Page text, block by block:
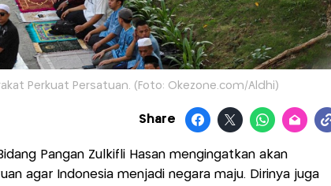
Perkuat Persatuan. (Foto: Okezone.com/Aldhi)
Share
Pangan Zulkifli Hasan mengingatkan akan
agar Indonesia menjadi negara maju. Dirinya juga